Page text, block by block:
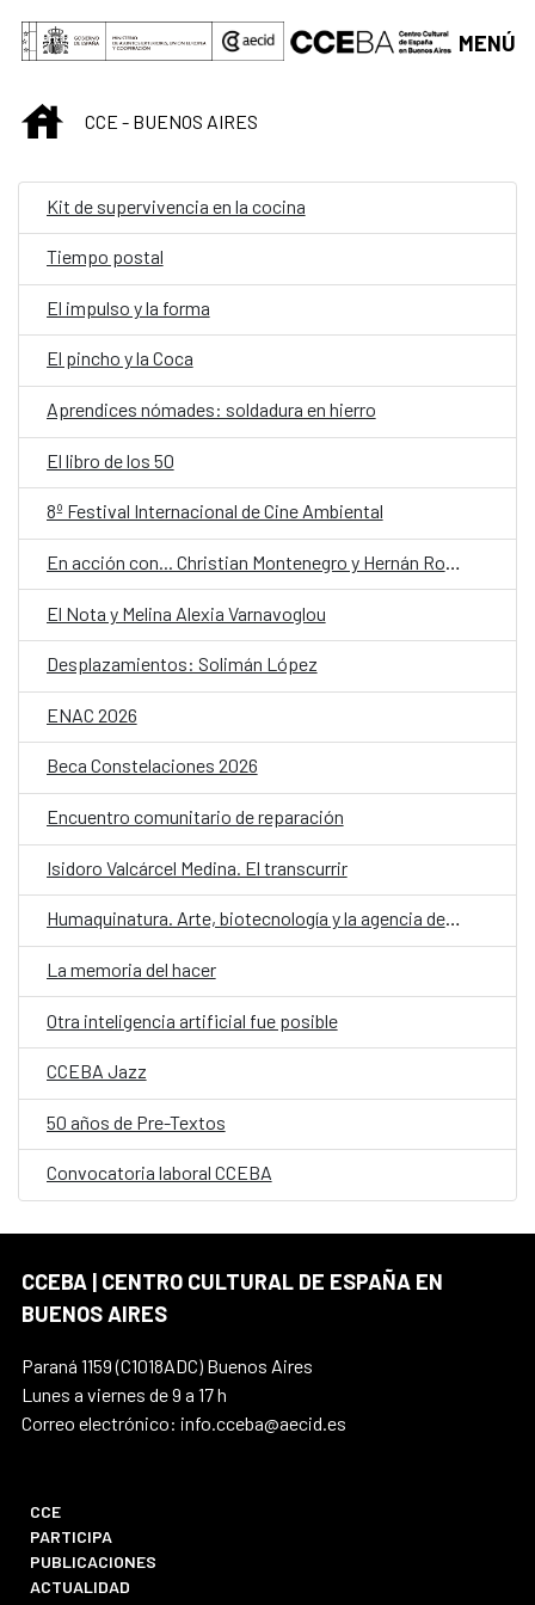
Saltar al contenido principal
MENÚ
INICIOCCE - BUENOS AIRES
Kit de supervivencia en la cocina
Tiempo postal
El impulso y la forma
El pincho y la Coca
Aprendices nómades: soldadura en hierro
El libro de los 50
8º Festival Internacional de Cine Ambiental
En acción con... Christian Montenegro y Hernán Ronsino
El Nota y Melina Alexia Varnavoglou
Desplazamientos: Solimán López
ENAC 2026
Beca Constelaciones 2026
Encuentro comunitario de reparación
Isidoro Valcárcel Medina. El transcurrir
Humaquinatura. Arte, biotecnología y la agencia de nuestro entorno
La memoria del hacer
Otra inteligencia artificial fue posible
CCEBA Jazz
50 años de Pre-Textos
Convocatoria laboral CCEBA
CCEBA | CENTRO CULTURAL DE ESPAÑA EN
BUENOS AIRES
Paraná 1159 (C1018ADC) Buenos Aires
Lunes a viernes de 9 a 17 h
Correo electrónico: info.cceba@aecid.es
CCE
PARTICIPA
PUBLICACIONES
ACTUALIDAD